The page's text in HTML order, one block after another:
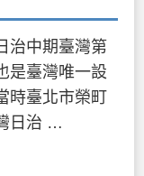
治中期臺灣第
是臺灣唯一設
時臺北市榮町
日治 …